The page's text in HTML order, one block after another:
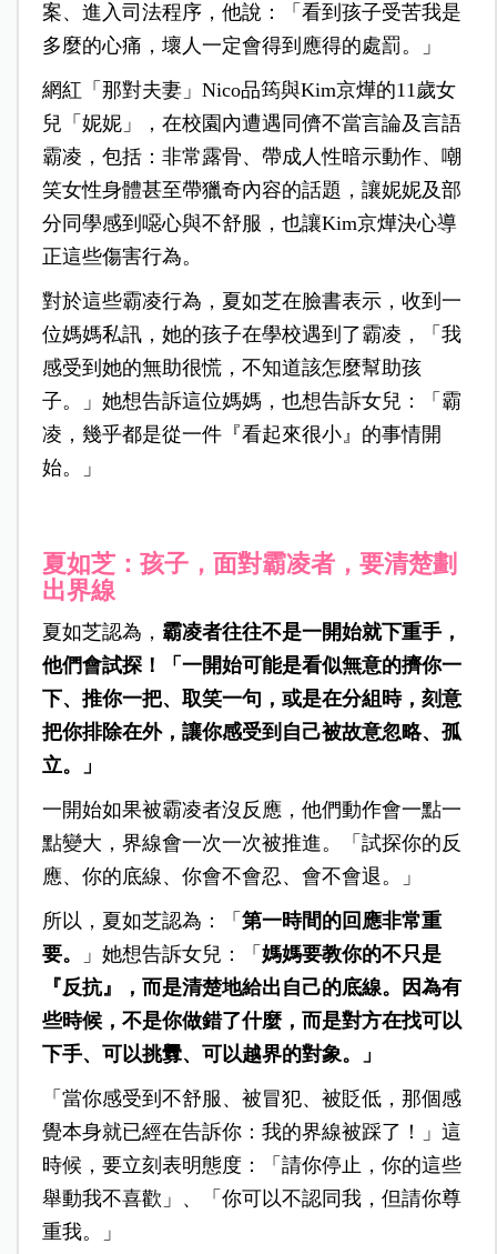
案、進入司法程序，他說：「看到孩子受苦我是
多麼的心痛，壞人一定會得到應得的處罰。」
網紅「那對夫妻」Nico品筠與Kim京燁的11歲女
兒「妮妮」，在校園內遭遇同儕不當言論及言語
霸凌，包括：非常露骨、帶成人性暗示動作、嘲
笑女性身體甚至帶獵奇內容的話題，讓妮妮及部
分同學感到噁心與不舒服，也讓Kim京燁決心導
正這些傷害行為。
對於這些霸凌行為，夏如芝在臉書表示，收到一
位媽媽私訊，她的孩子在學校遇到了霸凌，「我
感受到她的無助很慌，不知道該怎麼幫助孩
子。」她想告訴這位媽媽，也想告訴女兒：「霸
凌，幾乎都是從一件『看起來很小』的事情開
始。」
夏如芝：孩子，面對霸凌者，要清楚劃
出界線
夏如芝認為， 霸凌者往往不是一開始就下重手，
他們會試探！「一開始可能是看似無意的擠你一
下、推你一把、取笑一句，或是在分組時，刻意
把你排除在外，讓你感受到自己被故意忽略、孤
立。」
一開始如果被霸凌者沒反應，他們動作會一點一
點變大，界線會一次一次被推進。「試探你的反
應、你的底線、你會不會忍、會不會退。」
所以，夏如芝認為：「 第一時間的回應非常重
要。
」她想告訴女兒：「 媽媽要教你的不只是
『反抗』，而是清楚地給出自己的底線。因為有
些時候，不是你做錯了什麼，而是對方在找可以
下手、可以挑釁、可以越界的對象。」
「當你感受到不舒服、被冒犯、被貶低，那個感
覺本身就已經在告訴你：我的界線被踩了！」這
時候，要立刻表明態度：「請你停止，你的這些
舉動我不喜歡」、「你可以不認同我，但請你尊
重我。」